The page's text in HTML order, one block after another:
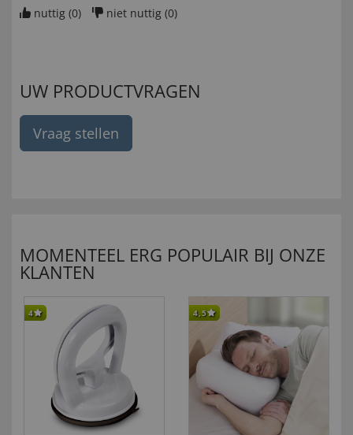
nuttig (0) niet nuttig (0)
UW PRODUCTVRAGEN
Vraag stellen
MOMENTEEL ERG POPULAIR BIJ ONZE
KLANTEN
4 4,5